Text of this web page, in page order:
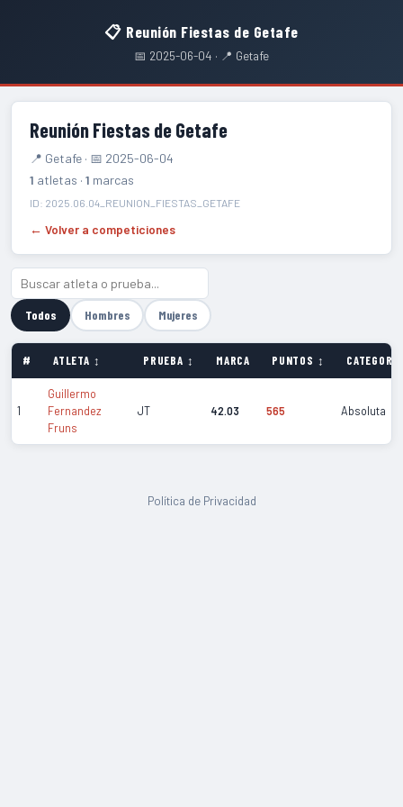
📋 Reunión Fiestas de Getafe
📅 2025-06-04 · 📍 Getafe
Reunión Fiestas de Getafe
📍 Getafe · 📅 2025-06-04
1 atletas · 1 marcas
ID: 2025.06.04_REUNION_FIESTAS_GETAFE
← Volver a competiciones
Todos Hombres Mujeres
# ATLETA ↕ PRUEBA ↕ MARCA PUNTOS ↕
1
Guillermo
Fernandez
Fruns
JT 42.03 565 Absoluta
Política de Privacidad